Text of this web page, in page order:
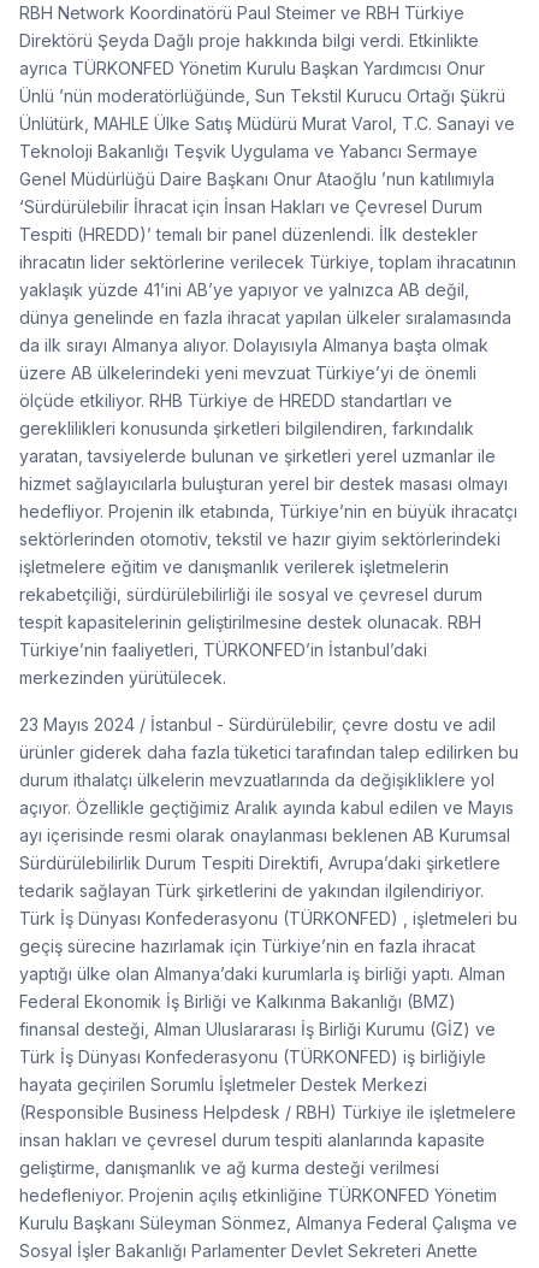
RBH Network Koordinatörü Paul Steimer ve RBH Türkiye
Direktörü Şeyda Dağlı proje hakkında bilgi verdi. Etkinlikte
ayrıca TÜRKONFED Yönetim Kurulu Başkan Yardımcısı Onur
Ünlü ’nün moderatörlüğünde, Sun Tekstil Kurucu Ortağı Şükrü
Ünlütürk, MAHLE Ülke Satış Müdürü Murat Varol, T.C. Sanayi ve
Teknoloji Bakanlığı Teşvik Uygulama ve Yabancı Sermaye
Genel Müdürlüğü Daire Başkanı Onur Ataoğlu ’nun katılımıyla
‘Sürdürülebilir İhracat için İnsan Hakları ve Çevresel Durum
Tespiti (HREDD)’ temalı bir panel düzenlendi. İlk destekler
ihracatın lider sektörlerine verilecek Türkiye, toplam ihracatının
yaklaşık yüzde 41’ini AB’ye yapıyor ve yalnızca AB değil,
dünya genelinde en fazla ihracat yapılan ülkeler sıralamasında
da ilk sırayı Almanya alıyor. Dolayısıyla Almanya başta olmak
üzere AB ülkelerindeki yeni mevzuat Türkiye’yi de önemli
ölçüde etkiliyor. RHB Türkiye de HREDD standartları ve
gereklilikleri konusunda şirketleri bilgilendiren, farkındalık
yaratan, tavsiyelerde bulunan ve şirketleri yerel uzmanlar ile
hizmet sağlayıcılarla buluşturan yerel bir destek masası olmayı
hedefliyor. Projenin ilk etabında, Türkiye’nin en büyük ihracatçı
sektörlerinden otomotiv, tekstil ve hazır giyim sektörlerindeki
işletmelere eğitim ve danışmanlık verilerek işletmelerin
rekabetçiliği, sürdürülebilirliği ile sosyal ve çevresel durum
tespit kapasitelerinin geliştirilmesine destek olunacak. RBH
Türkiye’nin faaliyetleri, TÜRKONFED’in İstanbul’daki
merkezinden yürütülecek.
23 Mayıs 2024 / İstanbul - Sürdürülebilir, çevre dostu ve adil
ürünler giderek daha fazla tüketici tarafından talep edilirken bu
durum ithalatçı ülkelerin mevzuatlarında da değişikliklere yol
açıyor. Özellikle geçtiğimiz Aralık ayında kabul edilen ve Mayıs
ayı içerisinde resmi olarak onaylanması beklenen AB Kurumsal
Sürdürülebilirlik Durum Tespiti Direktifi, Avrupa’daki şirketlere
tedarik sağlayan Türk şirketlerini de yakından ilgilendiriyor.
Türk İş Dünyası Konfederasyonu (TÜRKONFED) , işletmeleri bu
geçiş sürecine hazırlamak için Türkiye’nin en fazla ihracat
yaptığı ülke olan Almanya’daki kurumlarla iş birliği yaptı. Alman
Federal Ekonomik İş Birliği ve Kalkınma Bakanlığı (BMZ)
finansal desteği, Alman Uluslararası İş Birliği Kurumu (GİZ) ve
Türk İş Dünyası Konfederasyonu (TÜRKONFED) iş birliğiyle
hayata geçirilen Sorumlu İşletmeler Destek Merkezi
(Responsible Business Helpdesk / RBH) Türkiye ile işletmelere
insan hakları ve çevresel durum tespiti alanlarında kapasite
geliştirme, danışmanlık ve ağ kurma desteği verilmesi
hedefleniyor. Projenin açılış etkinliğine TÜRKONFED Yönetim
Kurulu Başkanı Süleyman Sönmez, Almanya Federal Çalışma ve
Sosyal İşler Bakanlığı Parlamenter Devlet Sekreteri Anette